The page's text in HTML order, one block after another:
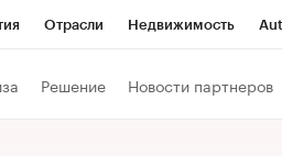
Отрасли Недвижимость
Решение Новости партнеров